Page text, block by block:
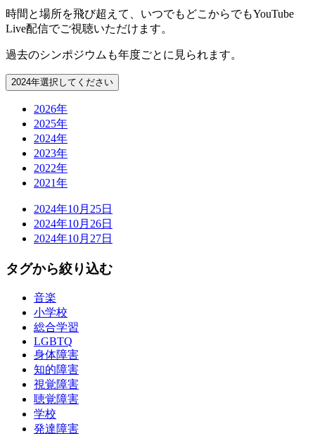
時間と場所を飛び超えて、いつでもどこからでもYouTube
Live配信でご視聴いただけます。
過去のシンポジウムも年度ごとに見られます。
2024年選択してください
2026年
2025年
2024年
2023年
2022年
2021年
2024年10月25日
2024年10月26日
2024年10月27日
タグから絞り込む
音楽
小学校
総合学習
LGBTQ
身体障害
知的障害
視覚障害
聴覚障害
学校
発達障害